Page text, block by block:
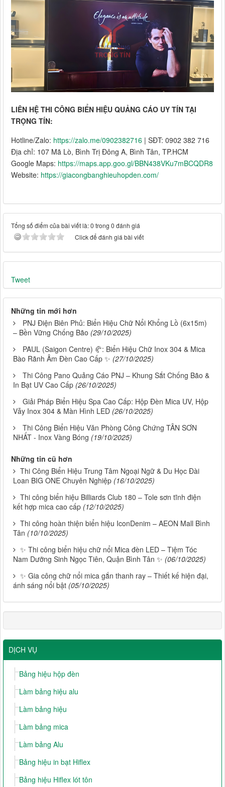
LIÊN HỆ THI CÔNG BIỂN HIỆU QUẢNG CÁO UY TÍN TẠI
TRỌNG TÍN:
Hotline/Zalo: https://zalo.me/0902382716 | SĐT: 0902 382 716
Địa chỉ: 107 Mã Lò, Bình Trị Đông A, Bình Tân, TP.HCM
Google Maps: https://maps.app.goo.gl/BBN438VKu7mBCQDR8
Website: https://giacongbanghieuhopden.com/
Tổng số điểm của bài viết là: 0 trong 0 đánh giá
Click để đánh giá bài viết
Tweet
Những tin mới hơn
PNJ Điện Biên Phủ: Biển Hiệu Chữ Nổi Khổng Lồ (6x15m)
– Bền Vững Chống Bão (29/10/2025)
PAUL (Saigon Centre) 🥐: Biển Hiệu Chữ Inox 304 & Mica
Bào Rãnh Âm Đèn Cao Cấp ✨ (27/10/2025)
Thi Công Pano Quảng Cáo PNJ – Khung Sắt Chống Bão &
In Bạt UV Cao Cấp (26/10/2025)
Giải Pháp Biển Hiệu Spa Cao Cấp: Hộp Đèn Mica UV, Hộp
Vẫy Inox 304 & Màn Hình LED (26/10/2025)
Thi Công Biển Hiệu Văn Phòng Công Chứng TÂN SƠN
NHẤT - Inox Vàng Bóng (19/10/2025)
Những tin cũ hơn
Thi Công Biển Hiệu Trung Tâm Ngoại Ngữ & Du Học Đài
Loan BIG ONE Chuyên Nghiệp (16/10/2025)
Thi công biển hiệu Billiards Club 180 – Tole sơn tĩnh điện
kết hợp mica cao cấp (12/10/2025)
Thi công hoàn thiện biển hiệu IconDenim – AEON Mall Bình
Tân (10/10/2025)
✨ Thi công biển hiệu chữ nổi Mica đèn LED – Tiệm Tóc
Nam Dưỡng Sinh Ngọc Tiên, Quận Bình Tân ✨ (06/10/2025)
✨ Gia công chữ nổi mica gắn thanh ray – Thiết kế hiện đại,
ánh sáng nổi bật (05/10/2025)
DỊCH VỤ
Bảng hiệu hộp đèn
Làm bảng hiệu alu
Làm bảng hiệu
Làm bảng mica
Làm bảng Alu
Bảng hiệu in bạt Hiflex
Bảng hiệu Hiflex lót tôn